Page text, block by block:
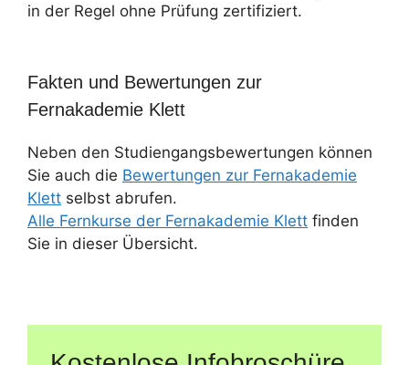
in der Regel ohne Prüfung zertifiziert.
Fakten und Bewertungen zur
Fernakademie Klett
Neben den Studiengangsbewertungen können
Sie auch die Bewertungen zur Fernakademie
Klett selbst abrufen.
Alle Fernkurse der Fernakademie Klett finden
Sie in dieser Übersicht.